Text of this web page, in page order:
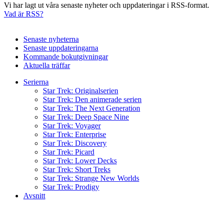
Vi har lagt ut våra senaste nyheter och uppdateringar i RSS-format.
Vad är RSS?
Senaste nyheterna
Senaste uppdateringarna
Kommande bokutgivningar
Aktuella träffar
Serierna
Star Trek: Originalserien
Star Trek: Den animerade serien
Star Trek: The Next Generation
Star Trek: Deep Space Nine
Star Trek: Voyager
Star Trek: Enterprise
Star Trek: Discovery
Star Trek: Picard
Star Trek: Lower Decks
Star Trek: Short Treks
Star Trek: Strange New Worlds
Star Trek: Prodigy
Avsnitt